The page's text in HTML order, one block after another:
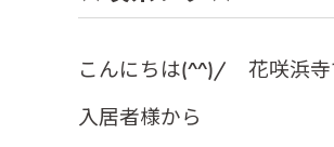
こんにちは(^^)/ 花咲浜寺で
入居者様から